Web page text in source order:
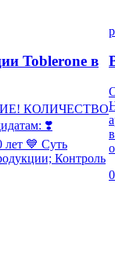
Toblerone в
КОЛИЧЕСТВО
❣️
💙 Суть
Контроль